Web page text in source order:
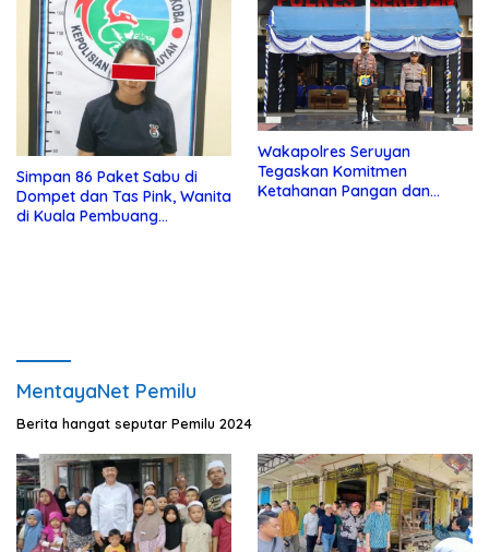
Simpan 86 Paket Sabu di
Dompet dan Tas Pink, Wanita
di Kuala Pembuang
Wakapolres Seruyan
Tegaskan Komitmen
Ketahanan Pangan dan
MentayaNet Pemilu
Berita hangat seputar Pemilu 2024